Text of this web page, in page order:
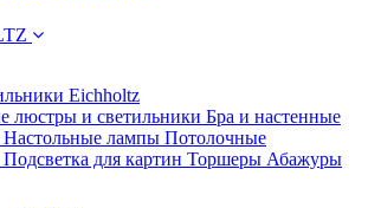
Eichholtz
люстры и светильники Бра и настенные
Настольные лампы Потолочные
Подсветка для картин Торшеры Абажуры